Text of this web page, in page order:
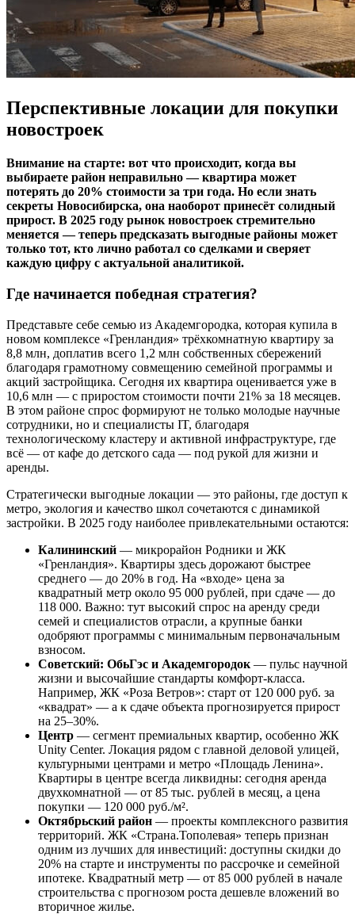
Перспективные локации для покупки
новостроек
Внимание на старте: вот что происходит, когда вы
выбираете район неправильно — квартира может
потерять до 20% стоимости за три года. Но если знать
секреты Новосибирска, она наоборот принесёт солидный
прирост. В 2025 году рынок новостроек стремительно
меняется — теперь предсказать выгодные районы может
только тот, кто лично работал со сделками и сверяет
каждую цифру с актуальной аналитикой.
Где начинается победная стратегия?
Представьте себе семью из Академгородка, которая купила в
новом комплексе «Гренландия» трёхкомнатную квартиру за
8,8 млн, доплатив всего 1,2 млн собственных сбережений
благодаря грамотному совмещению семейной программы и
акций застройщика. Сегодня их квартира оценивается уже в
10,6 млн — с приростом стоимости почти 21% за 18 месяцев.
В этом районе спрос формируют не только молодые научные
сотрудники, но и специалисты IT, благодаря
технологическому кластеру и активной инфраструктуре, где
всё — от кафе до детского сада — под рукой для жизни и
аренды.
Стратегически выгодные локации — это районы, где доступ к
метро, экология и качество школ сочетаются с динамикой
застройки. В 2025 году наиболее привлекательными остаются:
Калининский — микрорайон Родники и ЖК
«Гренландия». Квартиры здесь дорожают быстрее
среднего — до 20% в год. На «входе» цена за
квадратный метр около 95 000 рублей, при сдаче — до
118 000. Важно: тут высокий спрос на аренду среди
семей и специалистов отрасли, а крупные банки
одобряют программы с минимальным первоначальным
взносом.
Советский: ОбьГэс и Академгородок — пульс научной
жизни и высочайшие стандарты комфорт-класса.
Например, ЖК «Роза Ветров»: старт от 120 000 руб. за
«квадрат» — а к сдаче объекта прогнозируется прирост
на 25–30%.
Центр — сегмент премиальных квартир, особенно ЖК
Unity Center. Локация рядом с главной деловой улицей,
культурными центрами и метро «Площадь Ленина».
Квартиры в центре всегда ликвидны: сегодня аренда
двухкомнатной — от 85 тыс. рублей в месяц, а цена
покупки — 120 000 руб./м².
Октябрьский район — проекты комплексного развития
территорий. ЖК «Страна.Тополевая» теперь признан
одним из лучших для инвестиций: доступны скидки до
20% на старте и инструменты по рассрочке и семейной
ипотеке. Квадратный метр — от 85 000 рублей в начале
строительства с прогнозом роста дешевле вложений во
вторичное жилье.